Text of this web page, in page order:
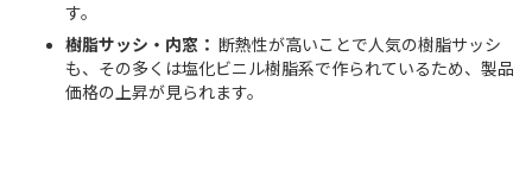
す。
樹脂サッシ・内窓： 断熱性が高いことで人気の樹脂サッシ
も、その多くは塩化ビニル樹脂系で作られているため、製品
価格の上昇が見られます。